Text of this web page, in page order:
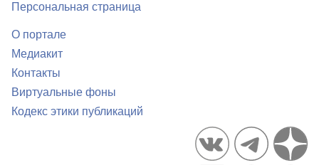
Персональная страница
О портале
Медиакит
Контакты
Виртуальные фоны
Кодекс этики публикаций